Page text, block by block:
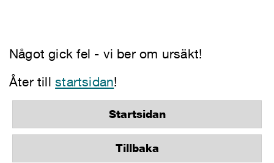
Något gick fel - vi ber om ursäkt!
Åter tillstartsidan!
Startsidan
Tillbaka